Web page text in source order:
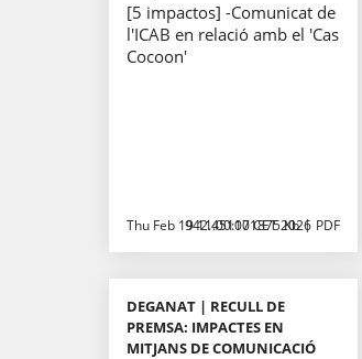
[5 impactos] -Comunicat de
l'ICAB en relació amb el 'Cas
Cocoon'
Thu Feb 19 11:00:00 CET 2026
942.451171875 Kb PDF
DEGANAT | RECULL DE
PREMSA: IMPACTES EN
MITJANS DE COMUNICACIÓ